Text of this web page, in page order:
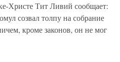
Христе Тит Ливий сообщает:
созвал толпу на собрание
кроме законов, он не мог